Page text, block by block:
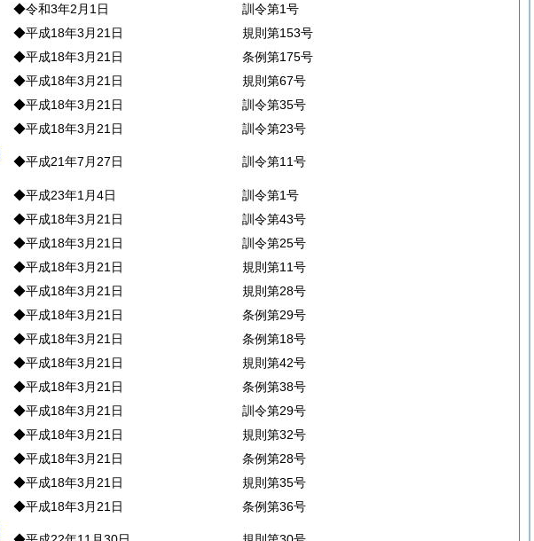
◆令和3年2月1日
訓令第1号
◆平成18年3月21日
規則第153号
◆平成18年3月21日
条例第175号
◆平成18年3月21日
規則第67号
◆平成18年3月21日
訓令第35号
◆平成18年3月21日
訓令第23号
◆平成21年7月27日 訓令第11号
◆平成23年1月4日
訓令第1号
◆平成18年3月21日
訓令第43号
◆平成18年3月21日
訓令第25号
◆平成18年3月21日
規則第11号
◆平成18年3月21日
規則第28号
◆平成18年3月21日
条例第29号
◆平成18年3月21日
条例第18号
◆平成18年3月21日
規則第42号
◆平成18年3月21日
条例第38号
◆平成18年3月21日
訓令第29号
◆平成18年3月21日
規則第32号
◆平成18年3月21日
条例第28号
◆平成18年3月21日
規則第35号
◆平成18年3月21日
条例第36号